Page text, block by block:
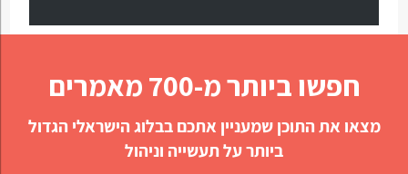
חפשו ביותר מ-700 מאמרים
מצאו את התוכן שמעניין אתכם בבלוג הישראלי הגדול
ביותר על תעשייה וניהול